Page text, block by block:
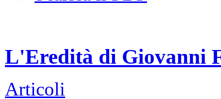
L'Eredità di Giovanni
Articoli